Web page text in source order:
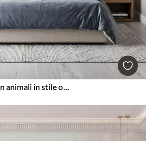
Giardino imperiale con animali in stile orientale: scimmia, leopardo, tigre, pavone e airone